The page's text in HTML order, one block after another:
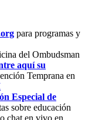
para programas y
del Ombudsman
aquí su
Temprana en
Especial de
sobre educación
chat en vivo en